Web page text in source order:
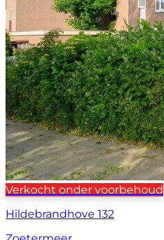
Verkocht onder voorbehoud
Hildebrandhove 132